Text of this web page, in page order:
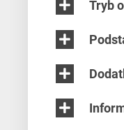
Tryb